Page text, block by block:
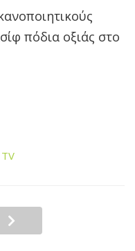
πόδια οξιάς στο